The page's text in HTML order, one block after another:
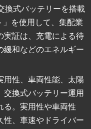
換式バッテリーを搭載
」を使用して、集配業
実証は、充電による待
緩和などのエネルギー
用性、車両性能、太陽
換式バッテリー運用
る。実用性や車両性
性、車速やドライバー